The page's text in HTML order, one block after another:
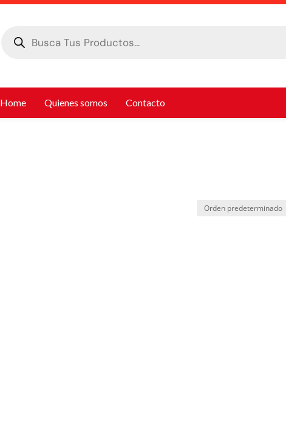
productos
Home Quienes somos Contacto